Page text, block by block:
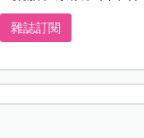
雜誌訂閱